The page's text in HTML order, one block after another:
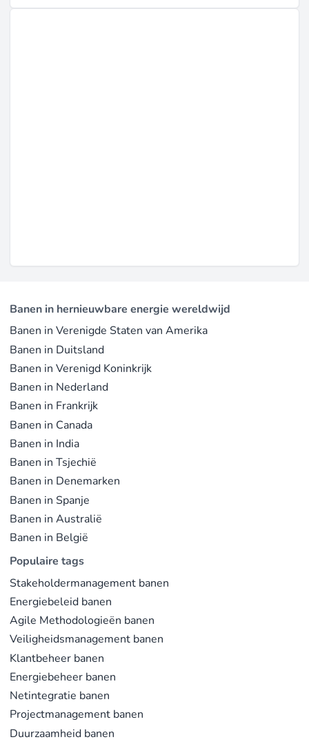
Banen in hernieuwbare energie wereldwijd
Banen in Verenigde Staten van Amerika
Banen in Duitsland
Banen in Verenigd Koninkrijk
Banen in Nederland
Banen in Frankrijk
Banen in Canada
Banen in India
Banen in Tsjechië
Banen in Denemarken
Banen in Spanje
Banen in Australië
Banen in België
Populaire tags
Stakeholdermanagement banen
Energiebeleid banen
Agile Methodologieën banen
Veiligheidsmanagement banen
Klantbeheer banen
Energiebeheer banen
Netintegratie banen
Projectmanagement banen
Duurzaamheid banen